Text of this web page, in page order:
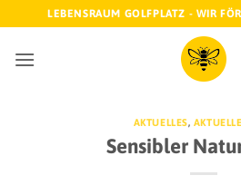
springen
LEBENSRAUM GOLFPLATZ - WIR
AKTUELLES,
Sensibler